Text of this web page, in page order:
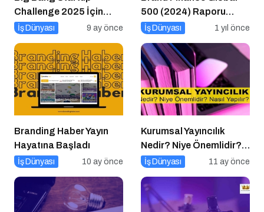
Challenge 2025 İçin
Geri Sayım Başladı
İş Dünyası 9 ay önce
500 (2024) Raporu
Yayımlandı!
İş Dünyası 1 yıl önce
Branding Haber Yayın
Hayatına Başladı
İş Dünyası 10 ay önce
Kurumsal Yayıncılık
Nedir? Niye Önemlidir?
Kurumsal Yayıncılık Nasıl
İş Dünyası 11 ay önce